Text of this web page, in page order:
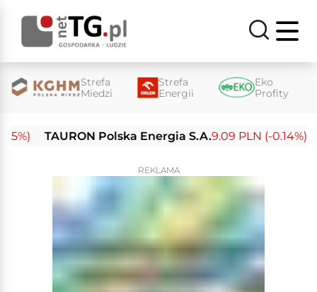
Strefa
Miedzi
Strefa
Energii
Eko
Profity
TAURON Polska Energia S.A.9.09 PLN (-0.14%)
REKLAMA